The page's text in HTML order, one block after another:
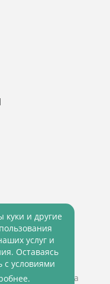
сайта защищена
данных
куки и другие
услуг и
Оставаясь
с условиями
.